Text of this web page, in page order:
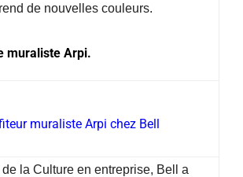
de nouvelles couleurs.
muraliste Arpi.
muraliste Arpi chez Bell
la Culture en entreprise, Bell a